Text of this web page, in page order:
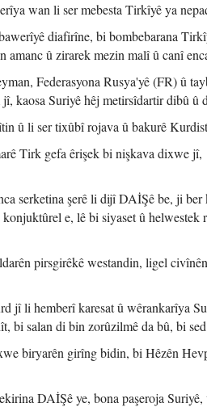
wan li ser mebesta Tirkîyê ya
diafirîne, bi bombebarana
û zirarek mezin malî û canî
Federasyona Rusya'yê (FR) û
kaosa Suriyê hêj metirsîdartir dibû û
û li ser tixûbî rojava û bakurê
Tirk gefa êrişek bi nişkava dixwe
serketina şerê li dijî DAİŞê be, ji ber
e, lê bi siyaset û helwestek
pirsgirêkê westandin, ligel
jî li hemberî karesat û wêrankarîya
bi salan di bin zorûzilmê da bû, bi sed
biryarên girîng bidin, bi Hêzên
DAİŞê ye, bona paşeroja